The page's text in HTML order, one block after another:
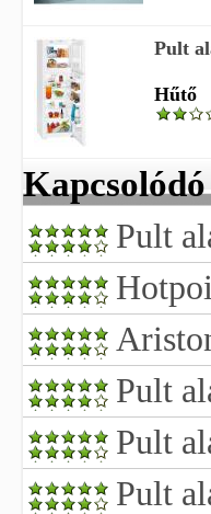
Pult
Hűtő
Pult
Pult
Pult
Pult